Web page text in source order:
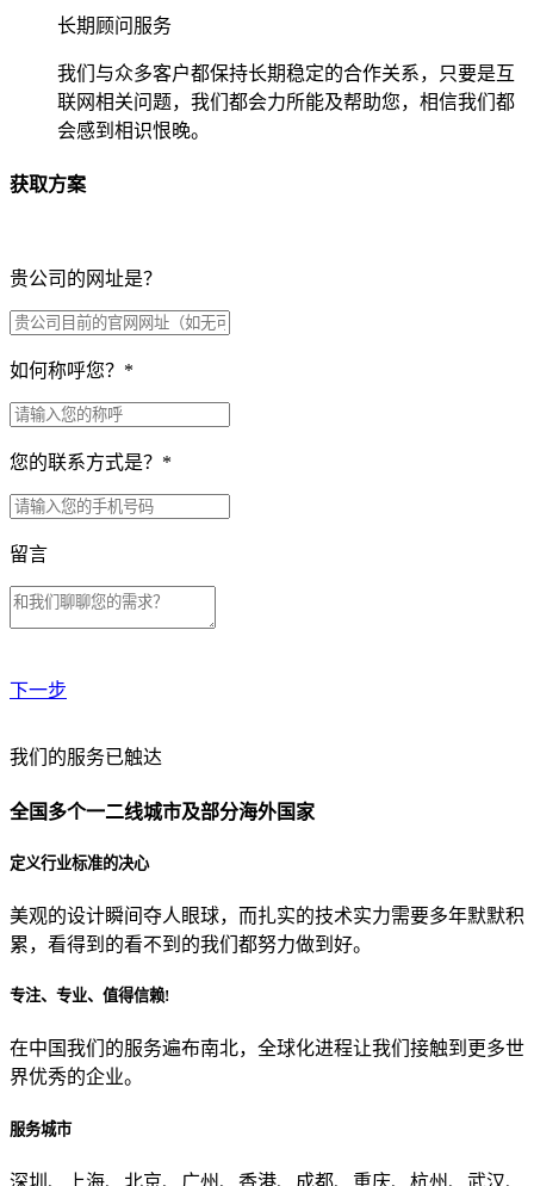
长期顾问服务
我们与众多客户都保持长期稳定的合作关系，只要是互
联网相关问题，我们都会力所能及帮助您，相信我们都
会感到相识恨晚。
获取方案
贵公司的网址是？
如何称呼您？ *
您的联系方式是？ *
留言
下一步
贵公司预算范围是？
贵公司的团队规模是？
目前主要的营销渠道是？
我们的服务已触达
全国多个一二线城市及部分海外国家
定义行业标准的决心
美观的设计瞬间夺人眼球，而扎实的技术实力需要多年默默积
累，看得到的看不到的我们都努力做到好。
专注、专业、值得信赖!
在中国我们的服务遍布南北，全球化进程让我们接触到更多世
界优秀的企业。
服务城市
深圳、上海、北京、广州、香港、成都、重庆、杭州、武汉、